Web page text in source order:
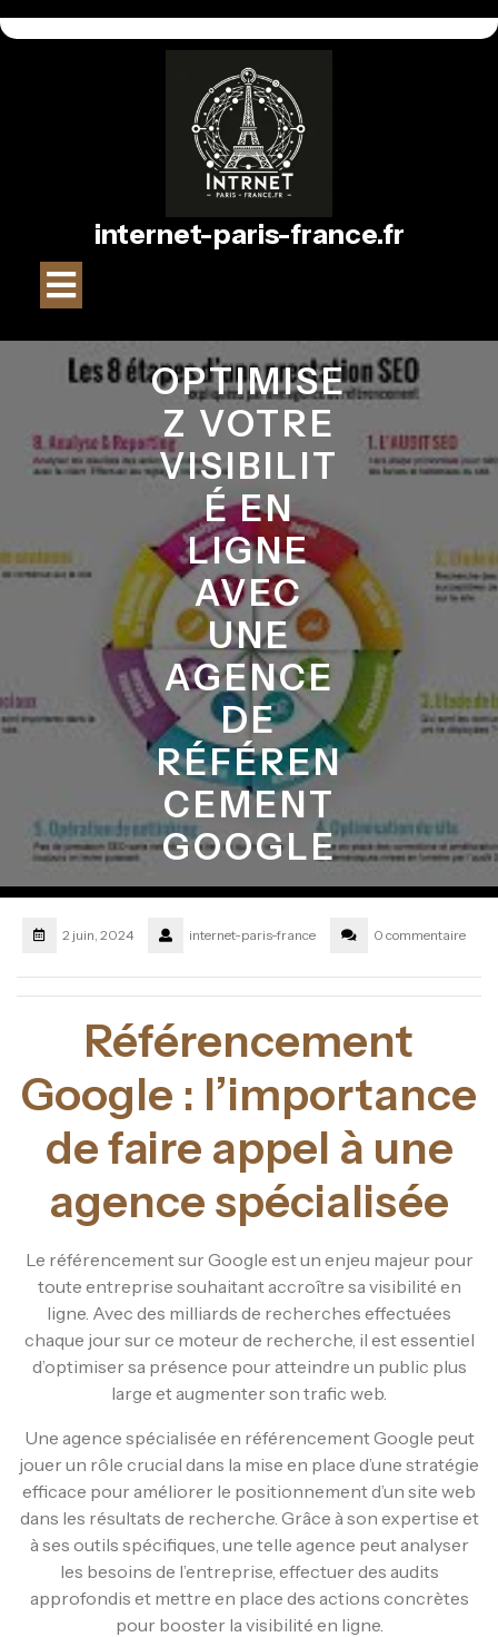
au
internet-paris-france.fr
Ouvrir
OPTIMISE
Z VOTRE
VISIBILIT
É EN
LIGNE
AVEC
UNE
AGENCE
DE
RÉFÉREN
CEMENT
GOOGLE
2 juin, 2024 internet-paris-france 0 commentaire
Référencement
Google : l’importance
de faire appel à une
agence spécialisée
Le référencement sur Google est un enjeu majeur pour
toute entreprise souhaitant accroître sa visibilité en
ligne. Avec des milliards de recherches effectuées
chaque jour sur ce moteur de recherche, il est essentiel
d’optimiser sa présence pour atteindre un public plus
large et augmenter son trafic web.
Une agence spécialisée en référencement Google peut
jouer un rôle crucial dans la mise en place d’une stratégie
efficace pour améliorer le positionnement d’un site web
dans les résultats de recherche. Grâce à son expertise et
à ses outils spécifiques, une telle agence peut analyser
les besoins de l’entreprise, effectuer des audits
approfondis et mettre en place des actions concrètes
pour booster la visibilité en ligne.